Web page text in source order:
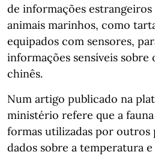
de informações
animais marinhos, como
equipados com sensores,
informações sensíveis
chinês.
Num artigo publicado na
ministério refere que a
formas utilizadas por outros
dados sobre a temperatura e